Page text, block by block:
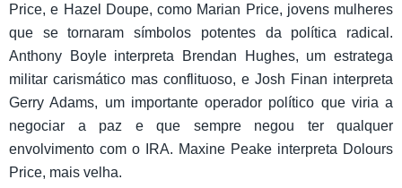
Price, e Hazel Doupe, como Marian Price, jovens mulheres
que se tornaram símbolos potentes da política radical.
Anthony Boyle interpreta Brendan Hughes, um estratega
militar carismático mas conflituoso, e Josh Finan interpreta
Gerry Adams, um importante operador político que viria a
negociar a paz e que sempre negou ter qualquer
envolvimento com o IRA. Maxine Peake interpreta Dolours
Price, mais velha.